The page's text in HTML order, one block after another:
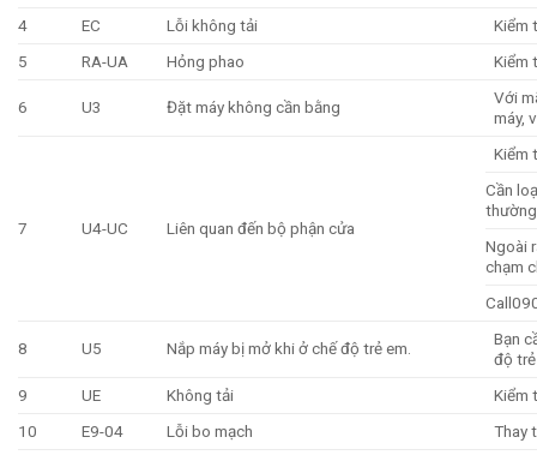
4
EC Lỗi không tải
Kiểm
5
RA-UA Hỏng phao Kiểm
6 U3 Đặt máy không cần bằng
Với
máy,
7 U4-UC Liên quan đến bộ phận cửa
Kiểm
Cần
Ngoài
chạm
8 U5 Nắp máy bị mở khi ở chế độ trẻ em.
Bạn
độ
9
UE Không tải
Kiểm
10
E9-04 Lỗi bo mạch Thay